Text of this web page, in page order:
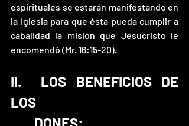
espirituales se estarán manifestando en
la Iglesia para que ésta pueda cumplir a
cabalidad la misión que Jesucristo le
encomendó (Mr. 16:15-20).
II.	LOS BENEFICIOS DE
LOS